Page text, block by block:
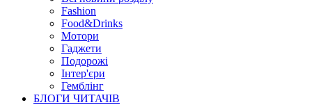
Fashion
Food&Drinks
Мотори
Гаджети
Подорожі
Інтер'єри
Гемблінг
БЛОГИ ЧИТАЧІВ